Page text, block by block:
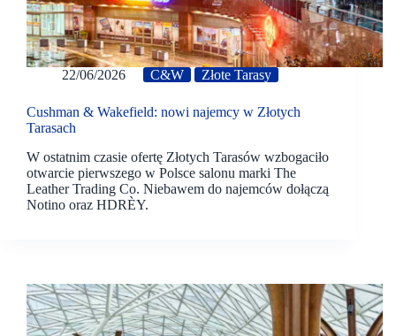
22/06/2026 C&W Złote Tarasy
Cushman & Wakefield: nowi najemcy w Złotych
Tarasach
W ostatnim czasie ofertę Złotych Tarasów wzbogaciło
otwarcie pierwszego w Polsce salonu marki The
Leather Trading Co. Niebawem do najemców dołączą
Notino oraz HDRÈY.